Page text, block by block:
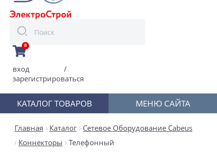
0
вход
/
зарегистрироваться
КАТАЛОГ ТОВАРОВ МЕНЮ САЙТА
Главная Каталог
Сетевое Оборудование Cabeus
Коннекторы
Телефонный